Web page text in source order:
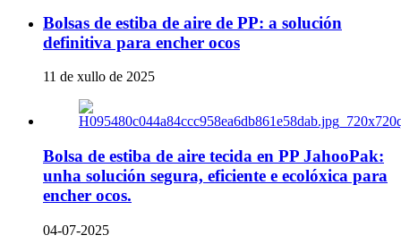
Bolsas de estiba de aire de PP: a solución
definitiva para encher ocos
11 de xullo de 2025
Bolsa de estiba de aire tecida en PP JahooPak:
unha solución segura, eficiente e ecolóxica para
encher ocos.
04-07-2025